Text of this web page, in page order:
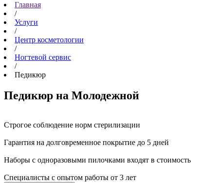
ул. Партизанская, д. 24
+7 (903) 184-44-49
м. Бунинская аллея
ул. Адмирала Лазарева, д. 55
+7 (909) 999-43-38
м. Бульвар Дмитрия Донского
+7 (969) 123-55-52 Записаться
м. Строгино
б-р Строгинский, д. 9
+7 (965) 404-75-45
Записаться
Главная
/
Услуги
/
Центр косметологии
/
Ногтевой сервис
/
Педикюр
Педикюр на Молодежной
Строгое соблюдение норм стерилизации
Гарантия на долговременное покрытие до 5 дней
Наборы с одноразовыми пилочками входят в стоимость
Специалисты с опытом работы от 3 лет